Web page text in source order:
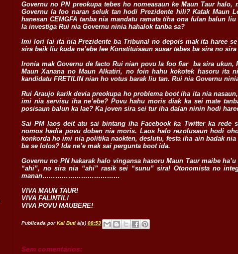
Governu no PN preokupa tebes ho nomeasaun ke Maun Taur
Governu la foo naran seluk tan hodi Prezidente hili? Katak Maun
hanesan CEMGFA tanba nia mandatu ramata tiha ona fulan balun
la investiga Rui nia Governu ninia hahalok tanba sa?
Imi lori lai ita nia Prezidente ba Tribunal no depois mak ita haree
sira beik liu kuda ne’ebe lee Konstituisaun susar tebes ba sira no
Ironia mak Governu de facto Rui nian povu la foo fiar ba sira
Maun Xanana no Maun Alkatiri, no foin hahu kokotek hasoru ita
kandidatu FRETILIN nian ho votus barak liu tan. Rui nia Governu
Rui Araujo karik devia preokupa ho problema boot iha ita nia
imi nia servisu iha ne’ebe? Povu hahu moris diak ka sei mate
posisaun balun ka lae? Ka joven sira sei tur iha dalan ninin hodi
Sai PM laos deit atu sai bintang iha Facebook ka Twitter ka
nomos hadia povu doben nia moris. Laos halo rezolusaun hodi
konkorda ho imi nia politika naokten, deslutu, festa iha ain badak
ba se lolos? Ida ne’e mak sai pergunta boot ida.
Governu no PN hakarak halo vingansa hasoru Maun Taur maibe
“ahi”, no sira nia “ahi” rasik sei “sunu” sira! Otonomista no
manan………………………………
VIVA MAUN TAUR!
VIVA FALINTIL!
VIVA POVU MAUBERE!
Publicada porKai Buti à(s)08:53
Sem comentários: